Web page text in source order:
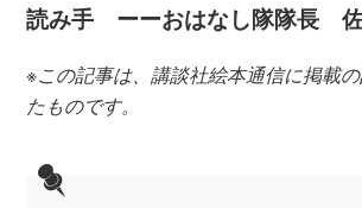
読み手 ーーおはなし隊隊長
※この記事は、講談社絵本通信に掲載
たものです。